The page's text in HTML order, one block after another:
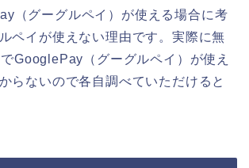
（グーグルペイ）が使える場合に考
ペイが使えない理由です。実際に無
GooglePay（グーグルペイ）が使え
らないので各自調べていただけると